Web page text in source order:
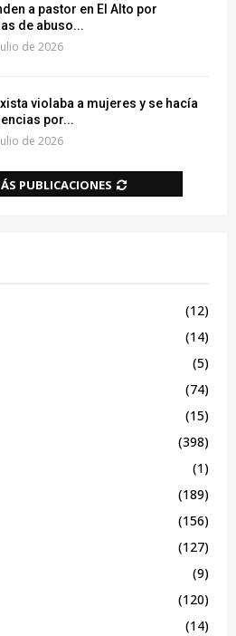
a pastor en El Alto por
de abuso...
de 2026
violaba a mujeres y se hacía
por...
de 2026
PUBLICACIONES
(12)
(14)
(5)
(74)
(15)
(398)
(1)
(189)
(156)
(127)
(9)
(120)
(14)